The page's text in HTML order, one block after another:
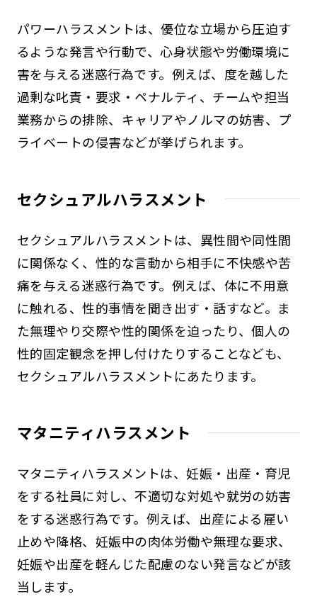
パワーハラスメントは、優位な立場から圧迫す
るような発言や行動で、心身状態や労働環境に
害を与える迷惑行為です。例えば、度を越した
過剰な叱責・要求・ペナルティ、チームや担当
業務からの排除、キャリアやノルマの妨害、プ
ライベートの侵害などが挙げられます。
セクシュアルハラスメント
セクシュアルハラスメントは、異性間や同性間
に関係なく、性的な言動から相手に不快感や苦
痛を与える迷惑行為です。例えば、体に不用意
に触れる、性的事情を聞き出す・話すなど。ま
た無理やり交際や性的関係を迫ったり、個人の
性的固定観念を押し付けたりすることなども、
セクシュアルハラスメントにあたります。
マタニティハラスメント
マタニティハラスメントは、妊娠・出産・育児
をする社員に対し、不適切な対処や就労の妨害
をする迷惑行為です。例えば、出産による雇い
止めや降格、妊娠中の肉体労働や無理な要求、
妊娠や出産を軽んじた配慮のない発言などが該
当します。